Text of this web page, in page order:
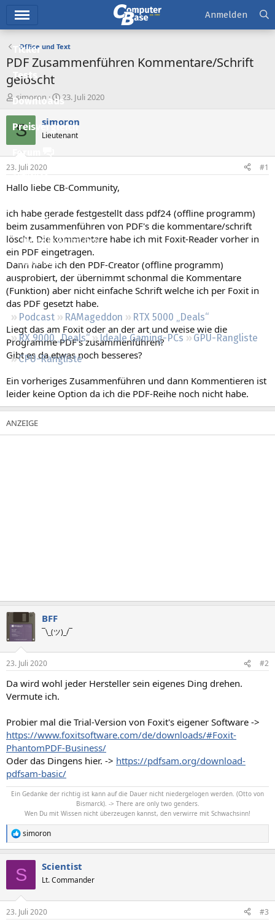
Ticker
Tests
Downloads
Preisvergleich
Forum
Aktuelles
Neue Beiträge
Neueste Aktivitäten
Leserartikel
Regeln
Podcast RAMageddon
RTX 5000 „Deals“
RX 9000 „Deals“
Ideale Gaming-PCs
GPU-Rangliste
CPU-Rangliste
Anmelden
Office und Text
PDF Zusammenführen Kommentare/Schrift
gelöscht
E
r
s
t
e
r
simoron
E
r
s
e
t
a
23. Juli 2020
S simoron
Lieutenant
23. Juli 2020 #1
Hallo liebe CB-Community,
ich habe gerade festgestellt dass pdf24 (offline programm)
beim zusammenführen von PDF's die kommentare/schrift
löscht. Die kommentare habe ich mit Foxit-Reader vorher in
ein PDF eingetragen.
Dann habe ich den PDF-Creator (offline programm)
ausprobiert, der übernimmt schonmal die Kommentare
(Funktion) aber nicht einfache Schrift welche ich per Foxit in
das PDF gesetzt habe.
Liegt das am Foxit oder an der art und weise wie die
Programme PDF's zusammenführen?
Gibt es da etwas noch besseres?
Ein vorheriges Zusammenführen und dann Kommentieren ist
leider keine Option da ich die PDF-Reihe noch nicht habe.
BFF
¯\_(ツ)_/¯
23. Juli 2020 #2
Da wird wohl jeder Hersteller sein eigenes Ding drehen.
Vermute ich.
Probier mal die Trial-Version von Foxit's eigener Software ->
https://www.foxitsoftware.com/de/downloads/#Foxit-
PhantomPDF-Business/
Oder das Dingens hier. -> https://pdfsam.org/download-
pdfsam-basic/
Ein Gedanke der richtig ist kann auf die Dauer nicht niedergelogen werden. (Otto von
Bismarck). -> There are only two genders.
Wen Du mit Wissen nicht überzeugen kannst, den verwirre mit Schwachsinn!
R
e
e
simoron
S Scientist
Lt. Commander
23. Juli 2020 #3